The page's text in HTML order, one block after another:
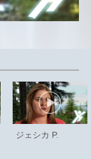
ジェシカ P.